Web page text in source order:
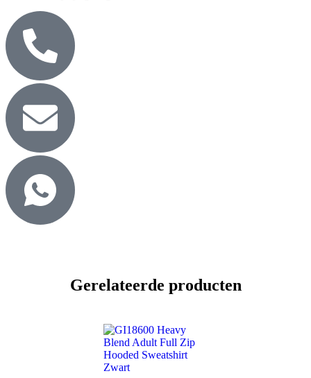
Gerelateerde producten